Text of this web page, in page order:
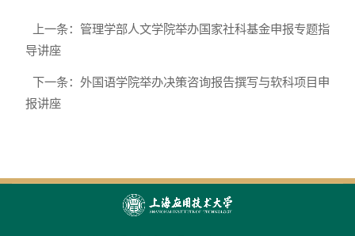
上一条：管理学部人文学院举办国家社科基金申报专题指
导讲座
下一条：外国语学院举办决策咨询报告撰写与软科项目申
报讲座